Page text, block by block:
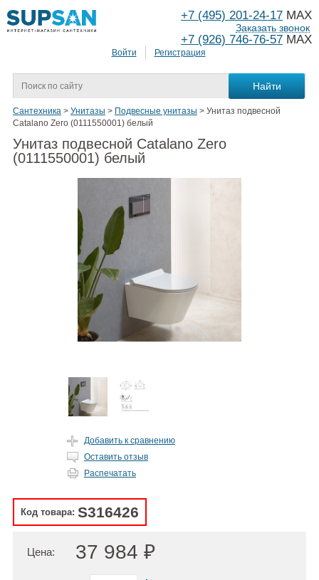
Войти Регистрация
+7 (495) 201-24-17 MAX
+7 (926) 746-76-57 MAX
Заказать звонок
Сантехника > Унитазы > Подвесные унитазы > Унитаз подвесной
Catalano Zero (0111550001) белый
Унитаз подвесной Catalano Zero
(0111550001) белый
Добавить к сравнению
Оставить отзыв
Распечатать
Код товара: S316426
Цена: 37 984 ₽